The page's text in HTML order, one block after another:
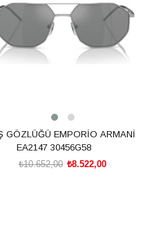
GÖZLÜĞÜ EMPORİO ARMANİ
EA2147 30456G58
₺8.522,00
₺10.652,00